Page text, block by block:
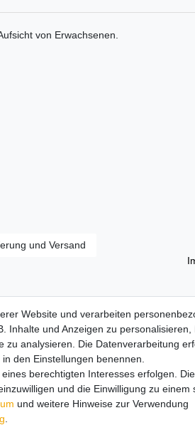
von Erwachsenen.
und Versand
Website und verarbeiten
Inhalte und Anzeigen zu personalisieren,
analysieren. Die Datenverarbeitung
den Einstellungen benennen.
berechtigten Interesses erfolgen.
und die Einwilligung zu einem
und weitere Hinweise zur Verwendung